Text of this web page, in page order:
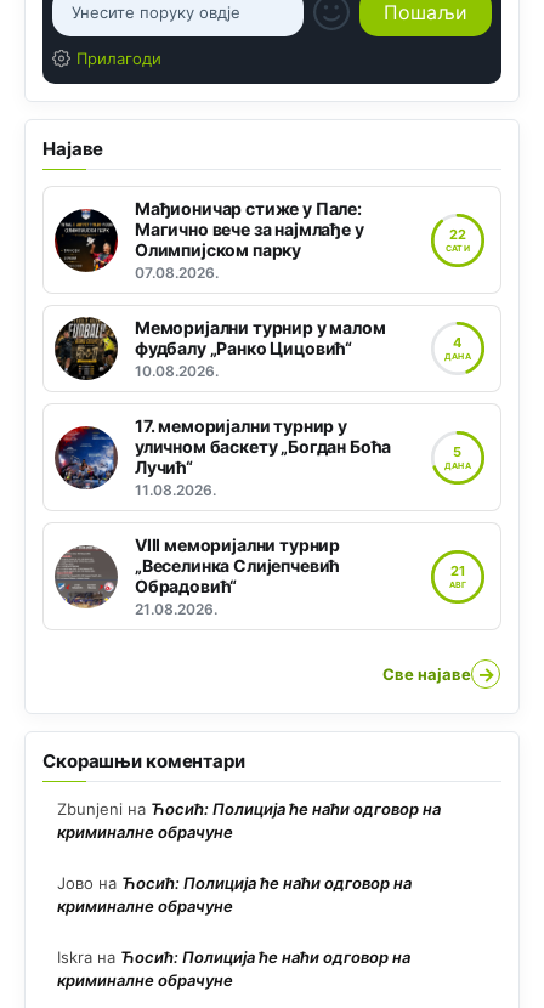
Прилагоди
Најаве
Мађионичар стиже у Пале:
Магично вече за најмлађе у
Олимпијском парку
07.08.2026.
22
САТИ
Меморијални турнир у малом
фудбалу „Ранко Цицовић“
10.08.2026.
4
ДАНА
17. меморијални турнир у
уличном баскету „Богдан Боћа
Лучић“
11.08.2026.
5
ДАНА
VIII меморијални турнир
„Веселинка Слијепчевић
Обрадовић“
21.08.2026.
21
АВГ
Све најаве →
Скорашњи коментари
Zbunjeni на Ћосић: Полиција ће наћи одговор на
криминалне обрачуне
Јово на Ћосић: Полиција ће наћи одговор на
криминалне обрачуне
Iskra на Ћосић: Полиција ће наћи одговор на
криминалне обрачуне